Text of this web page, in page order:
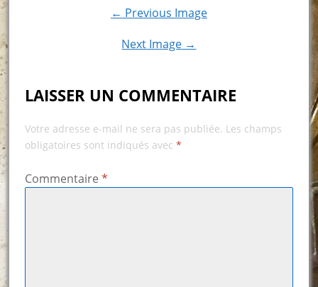
← Previous Image
Next Image →
LAISSER UN COMMENTAIRE
Votre adresse e-mail ne sera pas publiée. Les champs
obligatoires sont indiqués avec *
Commentaire *